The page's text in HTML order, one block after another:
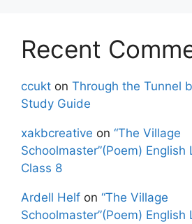
Recent
ccukt on Through the Tunnel
Study Guide
xakbcreative on “The Village
Schoolmaster”(Poem) English
Class 8
Ardell Helf on “The Village
Schoolmaster”(Poem) English